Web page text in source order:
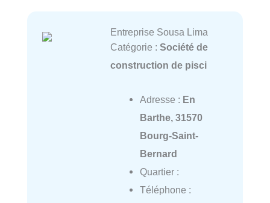
Entreprise Sousa Lima
Catégorie : Société de
construction de pisci
Adresse : En
Barthe, 31570
Bourg-Saint-
Bernard
Quartier :
Téléphone :